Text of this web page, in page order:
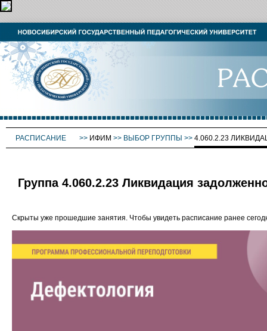
РАСПИСАНИЕ >> ИФИМ >> ВЫБОР ГРУППЫ >> 4.060.2.23
Группа 4.060.2.23 Ликвидация
Скрыты уже прошедшие занятия. Чтобы увидеть расписание ранее